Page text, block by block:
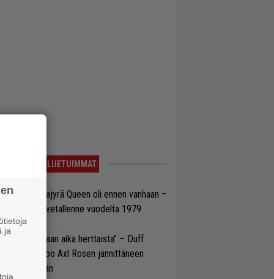
LUETUIMMAT
keikkajyrä Queen oli ennen vanhaan –
tulinen livetallenne vuodelta 1979
oli oikeastaan aika herttaista” – Duff
kertoo Axl Rosen jännittäneen
DC-pestiään
ja